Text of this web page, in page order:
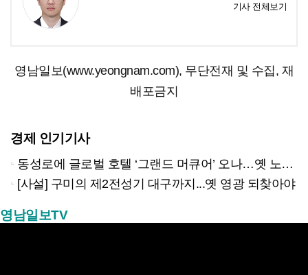
기사 전체보기
영남일보(www.yeongnam.com), 무단전재 및 수집, 재
배포금지
경제 인기기사
동성로에 글로벌 호텔 ‘그랜드 머큐어’ 오나…옛 노보텔 자리 사무실 개설
[사설] 구미의 제2전성기 대구까지...옛 영광 되찾아야
영남일보TV